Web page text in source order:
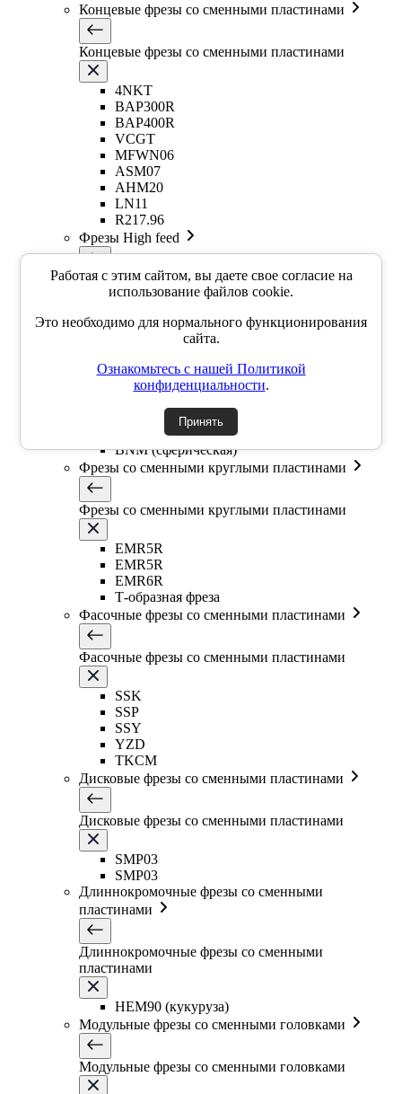
Концевые фрезы со сменными пластинами
Концевые фрезы со сменными пластинами
4NKT
BAP300R
BAP400R
VCGT
MFWN06
ASM07
AHM20
LN11
R217.96
Фрезы High feed
Фрезы High feed
Торцевые насадные фрезы High feed
Концевые фрезы High feed
Сферические фрезы со сменными пластинами
ABPF (сферическая)
BNM (сферическая)
Фрезы со сменными круглыми пластинами
Фрезы со сменными круглыми пластинами
EMR5R
EMR5R
EMR6R
Т-образная фреза
Фасочные фрезы со сменными пластинами
Фасочные фрезы со сменными пластинами
SSK
SSP
SSY
YZD
TKCM
Дисковые фрезы со сменными пластинами
Дисковые фрезы со сменными пластинами
SMP03
SMP03
Длиннокромочные фрезы со сменными
пластинами
Длиннокромочные фрезы со сменными
пластинами
HEM90 (кукуруза)
Модульные фрезы со сменными головками
Модульные фрезы со сменными головками
Работая с этим сайтом, вы даете свое согласие на
использование файлов cookie.
Это необходимо для нормального функционирования
сайта.
Ознакомьтесь с нашей Политикой
конфиденциальности.
Принять